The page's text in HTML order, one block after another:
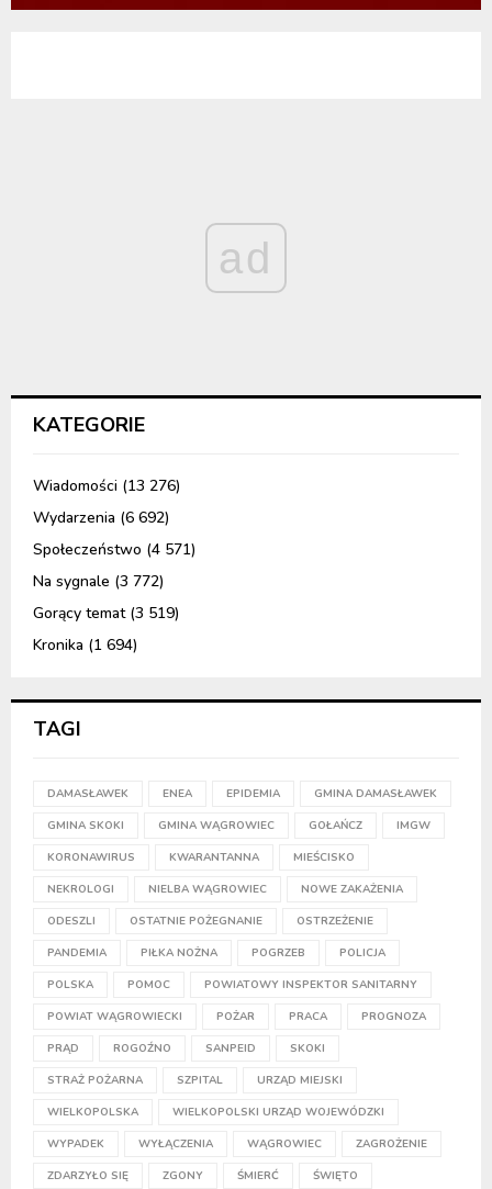
ad
KATEGORIE
Wiadomości (13 276)
Wydarzenia (6 692)
Społeczeństwo (4 571)
Na sygnale (3 772)
Gorący temat(3 519)
Kronika (1 694)
TAGI
DAMASŁAWEK ENEA EPIDEMIA GMINA DAMASŁAWEK
GMINA SKOKI GMINA WĄGROWIEC GOŁAŃCZ IMGW
KORONAWIRUS KWARANTANNA MIEŚCISKO
NEKROLOGI NIELBA WĄGROWIEC NOWE ZAKAŻENIA
ODESZLI OSTATNIE POŻEGNANIE OSTRZEŻENIE
PANDEMIA PIŁKA NOŻNA POGRZEB POLICJA
POLSKA POMOC POWIATOWY INSPEKTOR SANITARNY
POWIAT WĄGROWIECKI POŻAR PRACA PROGNOZA
PRĄD ROGOŹNO SANPEID SKOKI
STRAŻ POŻARNA SZPITAL URZĄD MIEJSKI
WIELKOPOLSKA WIELKOPOLSKI URZĄD WOJEWÓDZKI
WYPADEK WYŁĄCZENIA WĄGROWIEC ZAGROŻENIE
ZDARZYŁO SIĘ ZGONY ŚMIERĆ ŚWIĘTO